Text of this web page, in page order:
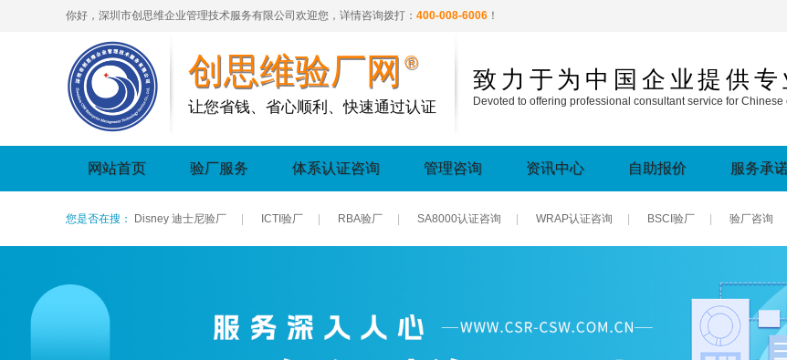
你好，深圳市创思维企业管理技术服务有限公司欢迎您，详情咨询拨打： 400-008-6006 ！
创思维验厂网 ®
让您省钱、省心顺利、快速通过认证
致力于为中国企业提供专
Devoted to offering professional consultant service for Chinese
网站首页 验厂服务 体系认证咨询 管理咨询 资讯中心 自助报价 服务承
您是否在搜： Disney 迪士尼验厂 ICTI验厂 RBA验厂 SA8000认证咨询 WRAP认证咨询 BSCI验厂 验厂咨询